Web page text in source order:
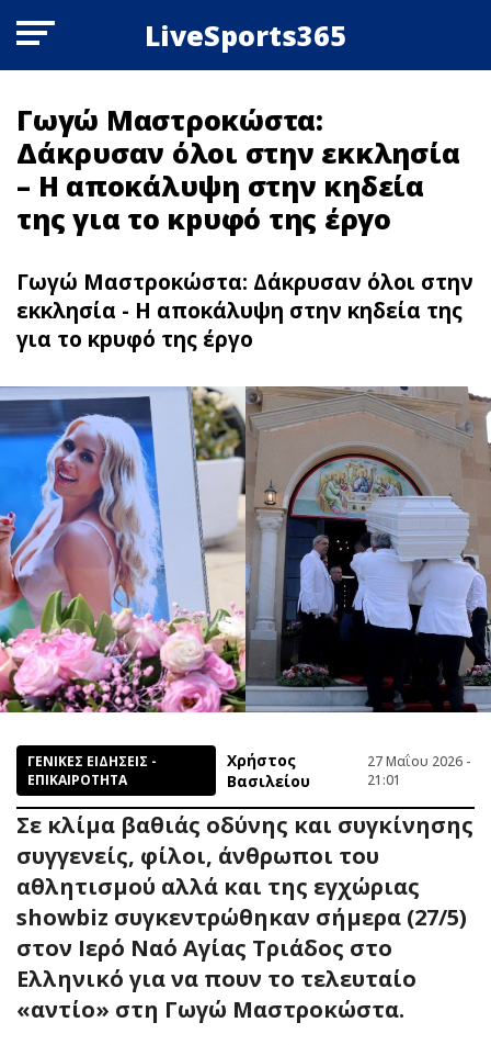
LiveSports365
Γωγώ Μαστροκώστα:
Δάκρυσαν όλοι στην εκκλησία
– Η αποκάλυψη στην κηδεία
της για το κpυφό της έργο
Γωγώ Μαστροκώστα: Δάκρυσαν όλοι στην
εκκλησία - Η αποκάλυψη στην κηδεία της
για το κpυφό της έργο
ΓΕΝΙΚΕΣ ΕΙΔΗΣΕΙΣ -
ΕΠΙΚΑΙΡΟΤΗΤΑ
Χρήστος
Βασιλείου
27 Μαΐου 2026 -
21:01
Σε κλίμα βαθιάς οδύνης και συγκίνησης
συγγενείς, φίλοι, άνθρωποι του
αθλητισμού αλλά και της εγχώριας
showbiz συγκεντρώθηκαν σήμερα (27/5)
στον Ιερό Ναό Αγίας Τριάδος στο
Ελληνικό για να πουν το τελευταίο
«αντίο» στη Γωγώ Μαστροκώστα.